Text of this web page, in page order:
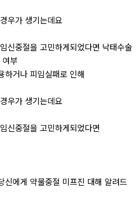
우가 생기는데요
신중절을 고민하게되었다면 낙태수술
부
하거나 피임실패로 인해
우가 생기는데요
신중절을 고민하게되었다면
신에게 약물중절 미프진 대해 알려드